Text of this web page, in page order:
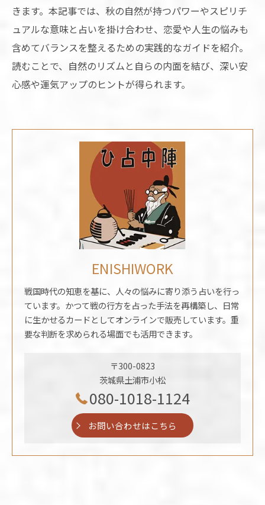
きます。本記事では、秋の自然が持つパワーやスピリチ
ュアルな意味と占いを掛け合わせ、恋愛や人生の悩みも
含めてバランスを整えるための実践的なガイドを紹介。
読むことで、自然のリズムと自らの内面を結び、深い安
心感や運気アップのヒントが得られます。
ENISHIWORK
戦国時代の知恵を基に、人々の悩みに寄り添う占いを行っ
ています。かつて戦の行方を占った手法を再構築し、日常
に生かせるカードとしてオンラインで販売しています。重
要な判断を求められる場面でも活用できます。
〒300-0823
茨城県土浦市小松
080-1018-1124
お問い合わせはこちら